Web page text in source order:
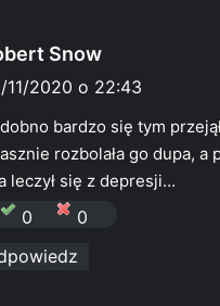
Snow
i
e
11/2020 o 22:43
bardzo się tym
rozbolała go dupa, a
leczył się z depresji…
0
0